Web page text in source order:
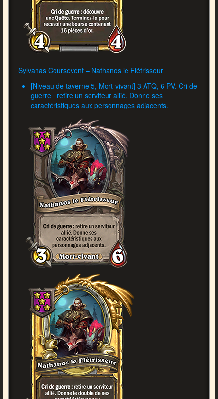
Sylvanas Coursevent – Nathanos le Flétrisseur
[Niveau de taverne 5, Mort-vivant] 3 ATQ, 6 PV. Cri de
guerre : retire un serviteur allié. Donne ses
caractéristiques aux personnages adjacents.